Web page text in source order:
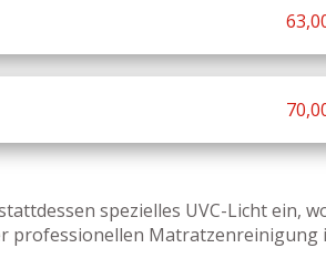
spezielles UVC-Licht ein,
Matratzenreinigung